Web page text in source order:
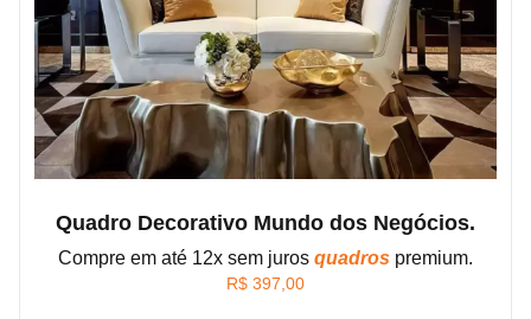
Quadro Decorativo Mundo dos Negócios.
Compre em até 12x sem juros quadros premium.
R$ 397,00